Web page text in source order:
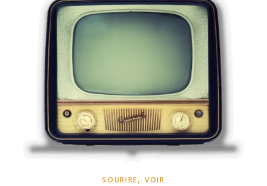
SOURIRE,VOIR